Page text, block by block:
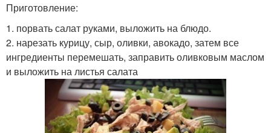
Приготовление:
1. порвать салат руками, выложить на блюдо.
2. нарезать курицу, сыр, оливки, авокадо, затем все
ингредиенты перемешать, заправить оливковым маслом
и выложить на листья салата